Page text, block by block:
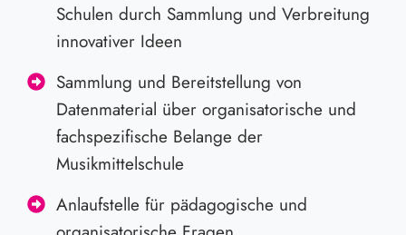
Schulen durch Sammlung und Verbreitung
innovativer Ideen
Sammlung und Bereitstellung von
Datenmaterial über organisatorische und
fachspezifische Belange der
Musikmittelschule
Anlaufstelle für pädagogische und